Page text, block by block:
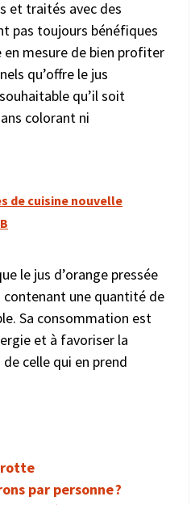
et traités avec des
pas toujours bénéfiques
en mesure de bien profiter
qu’offre le jus
qu’il soit
colorant ni
de cuisine nouvelle
le jus d’orange pressée
contenant une quantité de
Sa consommation est
et à favoriser la
celle qui en prend
par personne ?